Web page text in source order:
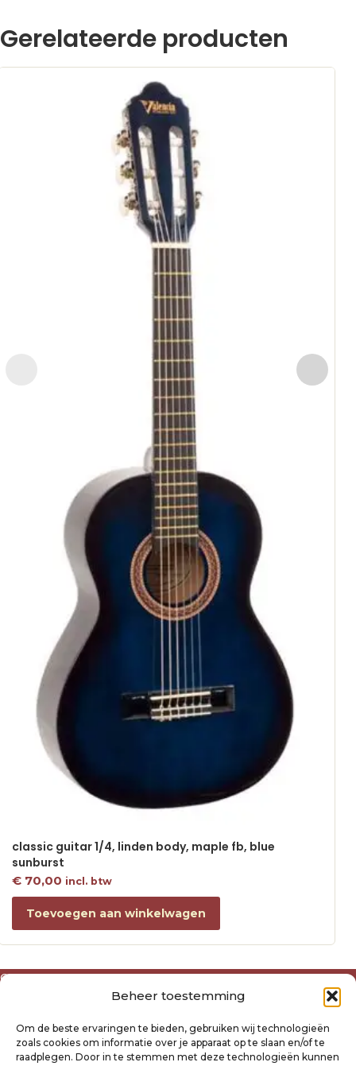
Beheer toestemming
Om de beste ervaringen te bieden, gebruiken wij technologieën
zoals cookies om informatie over je apparaat op te slaan en/of te
raadplegen. Door in te stemmen met deze technologieën kunnen
Gerelateerde producten
classic guitar 1/4, linden body, maple fb, blue
sunburst
€70,00 incl. btw
Toevoegen aan winkelwagen
Over ons
Algemene voorwaarden
Privacyverklaring Raysland
Cookiebeleid